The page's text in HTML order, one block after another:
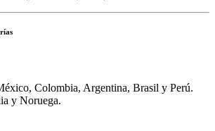
Colombia, Argentina, Brasil y Perú.
y Noruega.